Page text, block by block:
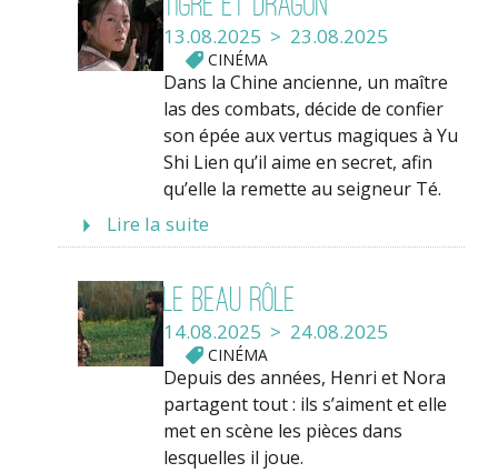
13.08.2025 > 23.08.2025
CINÉMA
Dans la Chine ancienne, un maître
las des combats, décide de confier
son épée aux vertus magiques à Yu
Shi Lien qu’il aime en secret, afin
qu’elle la remette au seigneur Té.
Lire la suite
Le beau rôle
14.08.2025 > 24.08.2025
CINÉMA
Depuis des années, Henri et Nora
partagent tout : ils s’aiment et elle
met en scène les pièces dans
lesquelles il joue.